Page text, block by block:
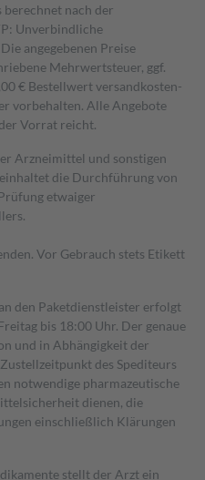
nach der
Unverbindliche
angegebenen Preise
Mehrwertsteuer, ggf.
€ Bestell­wert versand­kosten­
vorbehalten. Alle Angebote
Vorrat reicht.
Arzneimittel und sonstigen
die Durchführung von
etwaiger
Vor Gebrauch stets Etikett
den Paketdienstleister erfolgt
bis 18:00 Uhr. Der genaue
und in Abhängigkeit der
des Spediteurs
notwendige pharmazeutische
dienen, die
einschließlich Klärungen
stellt der Arzt ein